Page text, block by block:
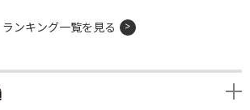
ランキング一覧を見る